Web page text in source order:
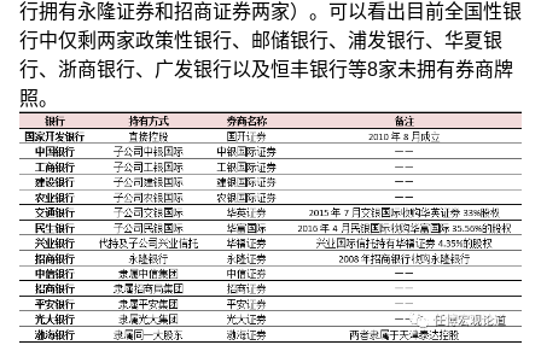
行拥有永隆证券和招商证券两家）。可以看出目前全国性银
行中仅剩两家政策性银行、邮储银行、浦发银行、华夏银
行、浙商银行、广发银行以及恒丰银行等8家未拥有券商牌
照。